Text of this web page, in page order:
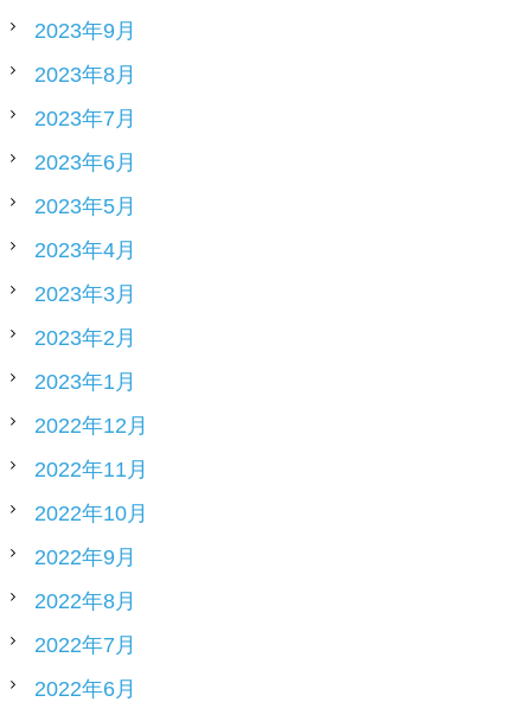
2023年9月
2023年8月
2023年7月
2023年6月
2023年5月
2023年4月
2023年3月
2023年2月
2023年1月
2022年12月
2022年11月
2022年10月
2022年9月
2022年8月
2022年7月
2022年6月